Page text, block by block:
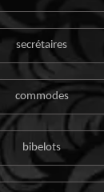
secrétaires
commodes
bibelots